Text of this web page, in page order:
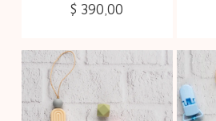
$ 390,00